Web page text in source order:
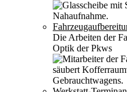
Die Arbeiten der
Optik der Pkws